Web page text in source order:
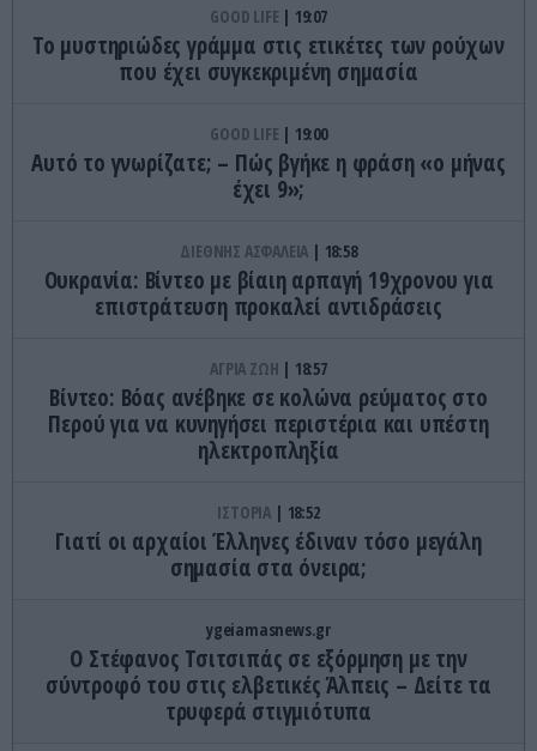
GOOD LIFE 19:07
Το μυστηριώδες γράμμα στις ετικέτες των ρούχων
που έχει συγκεκριμένη σημασία
GOOD LIFE 19:00
Αυτό το γνωρίζατε; – Πώς βγήκε η φράση «ο μήνας
έχει 9»;
ΔΙΕΘΝΗΣ ΑΣΦΑΛΕΙΑ 18:58
Ουκρανία: Βίντεο με βίαιη αρπαγή 19χρονου για
επιστράτευση προκαλεί αντιδράσεις
ΑΓΡΙΑ ΖΩΗ 18:57
Βίντεο: Βόας ανέβηκε σε κολώνα ρεύματος στο
Περού για να κυνηγήσει περιστέρια και υπέστη
ηλεκτροπληξία
ΙΣΤΟΡΙΑ 18:52
Γιατί οι αρχαίοι Έλληνες έδιναν τόσο μεγάλη
σημασία στα όνειρα;
ygeiamasnews.gr
Ο Στέφανος Τσιτσιπάς σε εξόρμηση με την
σύντροφό του στις ελβετικές Άλπεις – Δείτε τα
τρυφερά στιγμιότυπα